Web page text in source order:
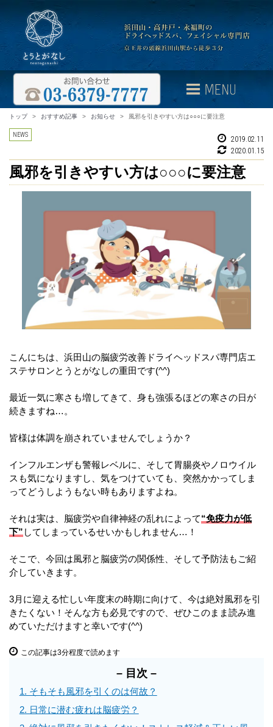
トップ > おすすめ記事 > お知らせ > 風邪を引きやすい方は○○○に要注意
NEWS
2019.02.11
2020.01.15
風邪を引きやすい方は○○○に要注意
こんにちは、浜田山の脳疲労改善ドライヘッドスパ専門店エ
ステサロンとうとがなしの重田です(^^)
最近一気に寒さも増してきて、身も強張るほどの寒さの日が
続きますね…。
皆様は体調を崩されていませんでしょうか？
インフルエンザも警報レベルに、そして胃腸炎やノロウイル
スも気になりますし、気をつけていても、突然かかってしま
ってどうしようもない時もありますよね。
それは実は、脳疲労や自律神経の乱れによって“免疫力が低
下” してしまっているせいかもしれません…！
そこで、今回は風邪と脳疲労の関係性、そして予防法もご紹
介していきます。
3月に迎える忙しい年度末の時期に向けて、今は絶対風邪を引
きたくない！そんな方も必見ですので、ぜひこのまま読み進
めていただけますと幸いです(^^)
この記事は3分程度で読めます
– 目次 –
1. そもそも風邪を引くのは何故？
2. 日常に潜む疲れは脳疲労？